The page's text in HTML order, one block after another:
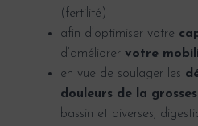
(fertilité)
afin d’optimiser votre
d’améliorer votre
en vue de soulager les
douleurs de la
bassin et diverses,